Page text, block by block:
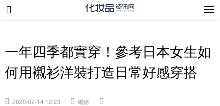
一年四季都實穿！參考日本女生如
何用襯衫洋裝打造日常好感穿搭
2020-02-14 12:23 網絡